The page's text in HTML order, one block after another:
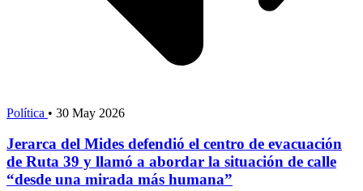
Política • 30 May 2026
Jerarca del Mides defendió el centro de evacuación
de Ruta 39 y llamó a abordar la situación de calle
“desde una mirada más humana”